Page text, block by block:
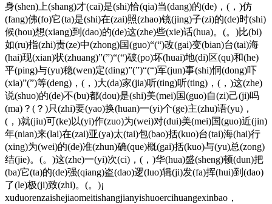
身(shen)上(shang)才(cai)是(shi)恰(qia)当(dang)的(de)，(，)仿
(fang)佛(fo)它(ta)是(shi)在(zai)照(zhao)镜(jing)子(zi)的(de)时(shi)
候(hou)想(xiang)到(dao)的(de)这(zhe)些(xie)话(hua)。(。)比(bi)
如(ru)指(zhi)责(ze)中(zhong)国(guo)“(“)改(gai)变(bian)台(tai)海
(hai)现(xian)状(zhuang)”(”)“(“)破(po)坏(huai)地(di)区(qu)和(he)
平(ping)与(yu)稳(wen)定(ding)”(”)“(“)军(jun)事(shi)恫(dong)吓
(xia)”(”)等(deng)，(，)大(da)家(jia)听(ting)听(ting)，(，)这(zhe)
说(shuo)的(de)不(bu)都(dou)是(shi)美(mei)国(guo)自(zi)己(ji)吗
(ma)？(？)只(zhi)要(yao)换(huan)一(yi)个(ge)主(zhu)语(yu)，
(，)就(jiu)可(ke)以(yi)作(zuo)为(wei)对(dui)美(mei)国(guo)近(jin)
年(nian)来(lai)在(zai)亚(ya)太(tai)包(bao)括(kuo)台(tai)海(hai)行
(xing)为(wei)的(de)准(zhun)确(que)概(gai)括(kuo)与(yu)总(zong)
结(jie)。(。)这(zhe)一(yi)次(ci)，(，)华(hua)盛(sheng)顿(dun)把
(ba)它(ta)的(de)强(qiang)盗(dao)逻(luo)辑(ji)发(fa)挥(hui)到(dao)
了(le)极(ji)致(zhi)。(。)¡
xuduorenzaishejiaomeitishangjianyishuoercihuangexinbao，